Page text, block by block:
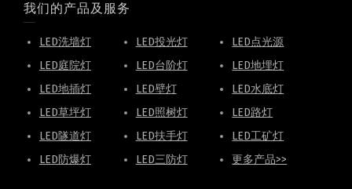
我们的产品及服务
LED洗墙灯 LED投光灯
LED点光源
LED庭院灯
LED台阶灯
LED地埋灯
LED地插灯
LED壁灯
LED水底灯
LED草坪灯
LED照树灯
LED路灯
LED隧道灯
LED扶手灯
LED工矿灯
LED防爆灯
LED三防灯 更多产品>>